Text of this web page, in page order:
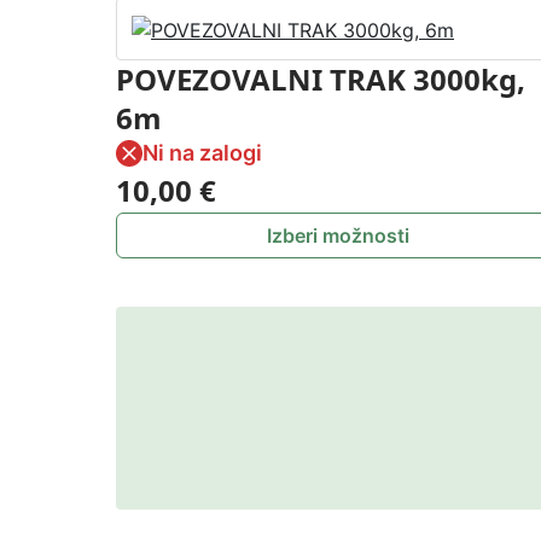
POVEZOVALNI TRAK 3000kg,
6m
Ni na zalogi
10,00 €
Izberi možnosti